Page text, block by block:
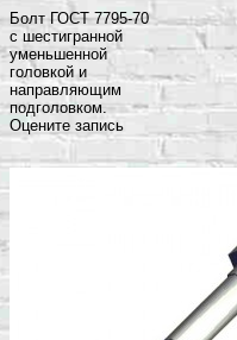
Болт ГОСТ 7795-70
с шестигранной
уменьшенной
головкой и
направляющим
подголовком.
Оцените запись